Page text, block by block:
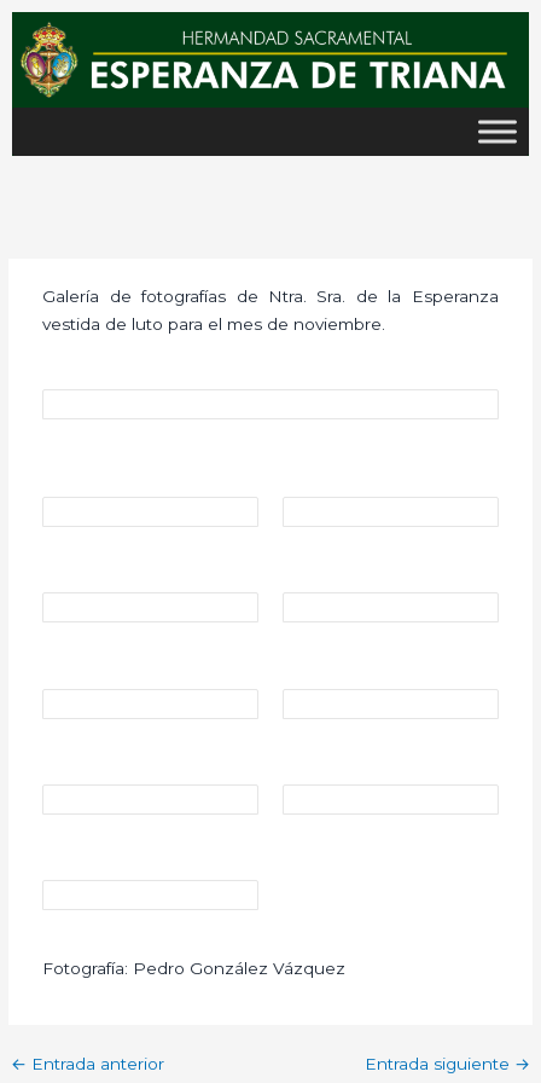
contenido
Galería de fotografías de Ntra. Sra. de la Esperanza
vestida de luto para el mes de noviembre.
Fotografía: Pedro González Vázquez
← Entrada anterior Entrada siguiente →